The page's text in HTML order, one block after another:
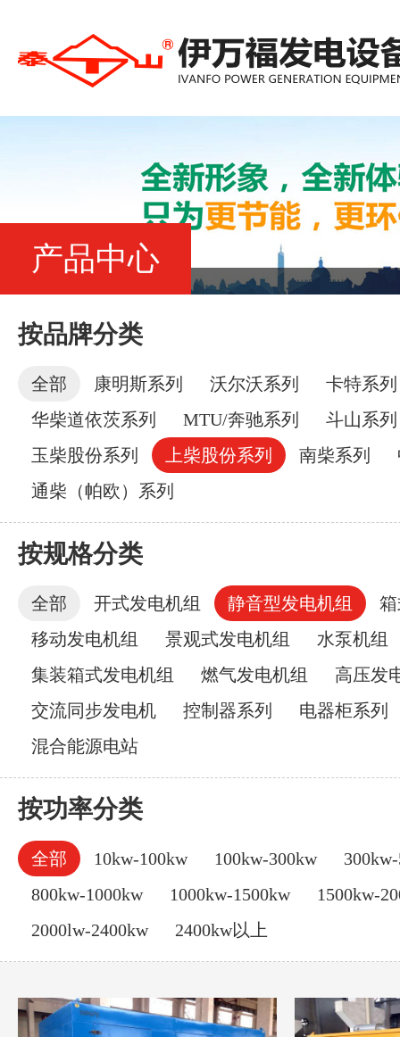
产品中心
按品牌分类
全部 康明斯系列 沃尔沃系列
卡特系列
华柴道依茨系列
MTU/奔驰系列
斗山系列
玉柴股份系列
上柴股份系列 南柴系列
通柴（帕欧）系列
按规格分类
全部 开式发电机组 静音型发电机组
移动发电机组
景观式发电机组
水泵机组
集装箱式发电机组
燃气发电机组
高压发
交流同步发电机
控制器系列
电器柜系列
混合能源电站
按功率分类
全部 10kw-100kw 100kw-300kw
800kw-1000kw
1000kw-1500kw
1500kw-
2000lw-2400kw
2400kw以上